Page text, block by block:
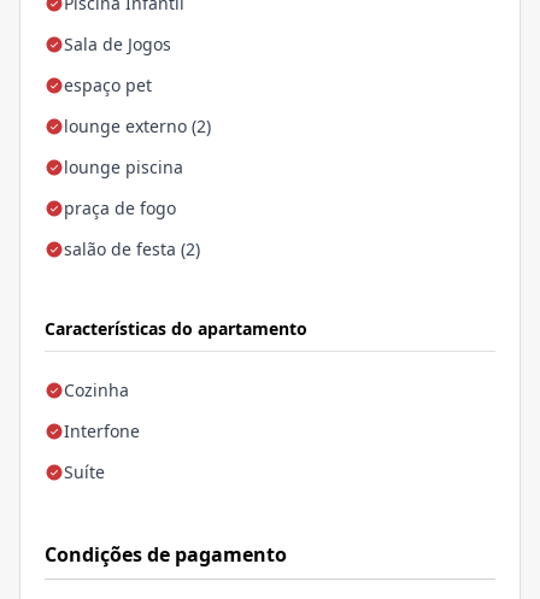
Sala de Jogos
espaço pet
lounge externo (2)
lounge piscina
praça de fogo
salão de festa (2)
Características do apartamento
Cozinha
Interfone
Suíte
Condições de pagamento